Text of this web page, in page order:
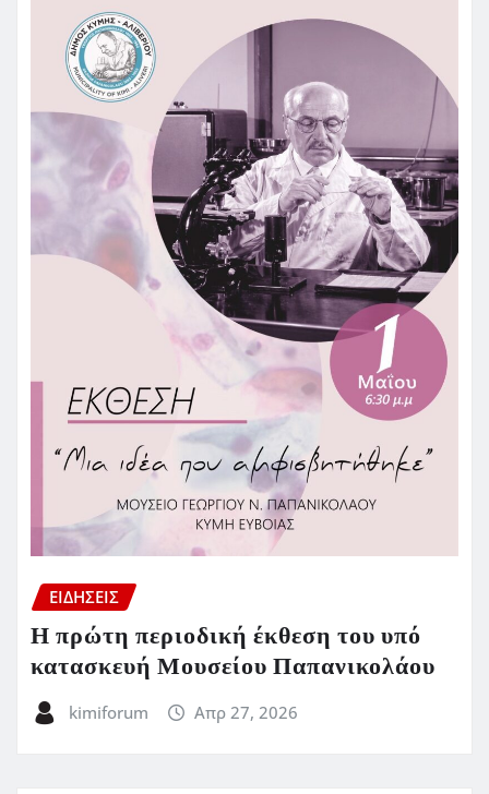
ΕΙΔΗΣΕΙΣ
Η πρώτη περιοδική έκθεση του υπό
κατασκευή Μουσείου Παπανικολάου
kimiforum Απρ 27, 2026